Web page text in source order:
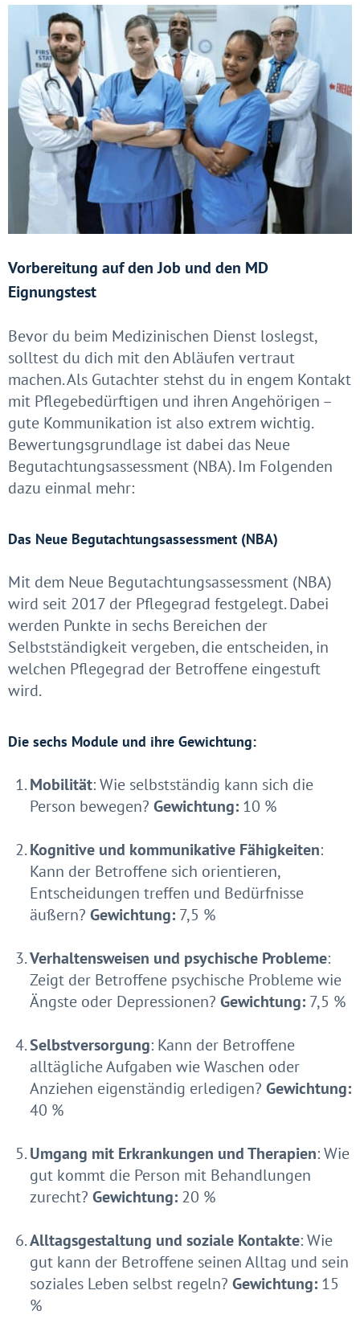
Vorbereitung auf den Job und den MD
Eignungstest
Bevor du beim Medizinischen Dienst loslegst,
solltest du dich mit den Abläufen vertraut
machen. Als Gutachter stehst du in engem Kontakt
mit Pflegebedürftigen und ihren Angehörigen –
gute Kommunikation ist also extrem wichtig.
Bewertungsgrundlage ist dabei das Neue
Begutachtungsassessment (NBA). Im Folgenden
dazu einmal mehr:
Das Neue Begutachtungsassessment (NBA)
Mit dem Neue Begutachtungsassessment (NBA)
wird seit 2017 der Pflegegrad festgelegt. Dabei
werden Punkte in sechs Bereichen der
Selbstständigkeit vergeben, die entscheiden, in
welchen Pflegegrad der Betroffene eingestuft
wird.
Die sechs Module und ihre Gewichtung:
Mobilität: Wie selbstständig kann sich die
Person bewegen? Gewichtung: 10 %
Kognitive und kommunikative Fähigkeiten:
Kann der Betroffene sich orientieren,
Entscheidungen treffen und Bedürfnisse
äußern? Gewichtung: 7,5 %
Verhaltensweisen und psychische Probleme:
Zeigt der Betroffene psychische Probleme wie
Ängste oder Depressionen? Gewichtung: 7,5 %
Selbstversorgung: Kann der Betroffene
alltägliche Aufgaben wie Waschen oder
Anziehen eigenständig erledigen? Gewichtung:
40 %
Umgang mit Erkrankungen und Therapien: Wie
gut kommt die Person mit Behandlungen
zurecht? Gewichtung: 20 %
Alltagsgestaltung und soziale Kontakte: Wie
gut kann der Betroffene seinen Alltag und sein
soziales Leben selbst regeln? Gewichtung: 15
%